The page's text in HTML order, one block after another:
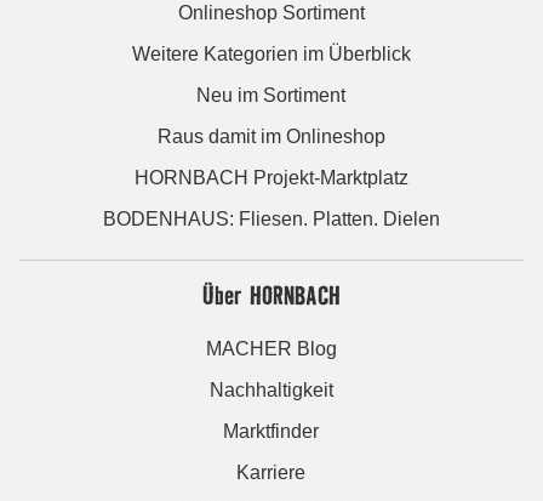
Onlineshop Sortiment
Weitere Kategorien im Überblick
Neu im Sortiment
Raus damit im Onlineshop
HORNBACH Projekt-Marktplatz
BODENHAUS: Fliesen. Platten. Dielen
Über HORNBACH
MACHER Blog
Nachhaltigkeit
Marktfinder
Karriere